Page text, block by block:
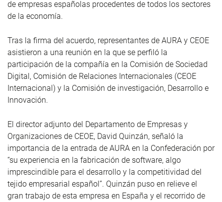
de empresas españolas procedentes de todos los sectores
de la economía.
Tras la firma del acuerdo, representantes de AURA y CEOE
asistieron a una reunión en la que se perfiló la
participación de la compañía en la Comisión de Sociedad
Digital, Comisión de Relaciones Internacionales (CEOE
Internacional) y la Comisión de investigación, Desarrollo e
Innovación.
El director adjunto del Departamento de Empresas y
Organizaciones de CEOE, David Quinzán, señaló la
importancia de la entrada de AURA en la Confederación por
“su experiencia en la fabricación de software, algo
imprescindible para el desarrollo y la competitividad del
tejido empresarial español”. Quinzán puso en relieve el
gran trabajo de esta empresa en España y el recorrido de